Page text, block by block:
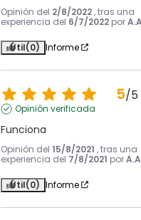
Opinión del 2/8/2022 , tras una
experiencia del 6/7/2022 por
Útil(0) Informe
5/5
Opinión verificada
Funciona
Opinión del 15/8/2021 , tras una
experiencia del 7/8/2021 por
Útil(0) Informe